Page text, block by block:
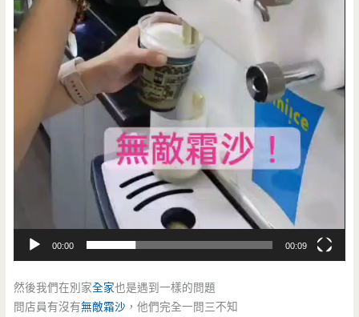
00:00 00:09
然後我們在別家全家也是遇到一樣的問題
問店員有沒有無敵霜沙 ，他們完全一問三不知